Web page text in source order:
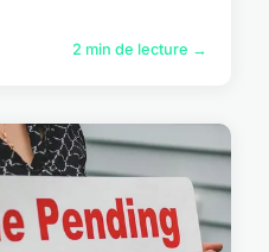
2 min de lecture →